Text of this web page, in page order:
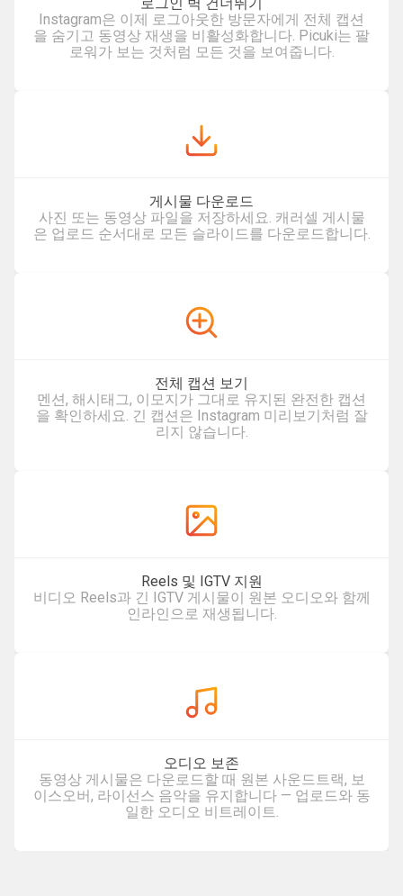
로그인 벽 건너뛰기
Instagram은 이제 로그아웃한 방문자에게 전체 캡션
을 숨기고 동영상 재생을 비활성화합니다. Picuki는 팔
로워가 보는 것처럼 모든 것을 보여줍니다.
게시물 다운로드
사진 또는 동영상 파일을 저장하세요. 캐러셀 게시물
은 업로드 순서대로 모든 슬라이드를 다운로드합니다.
전체 캡션 보기
멘션, 해시태그, 이모지가 그대로 유지된 완전한 캡션
을 확인하세요. 긴 캡션은 Instagram 미리보기처럼 잘
리지 않습니다.
Reels 및 IGTV 지원
비디오 Reels과 긴 IGTV 게시물이 원본 오디오와 함께
인라인으로 재생됩니다.
오디오 보존
동영상 게시물은 다운로드할 때 원본 사운드트랙, 보
이스오버, 라이선스 음악을 유지합니다 — 업로드와 동
일한 오디오 비트레이트.